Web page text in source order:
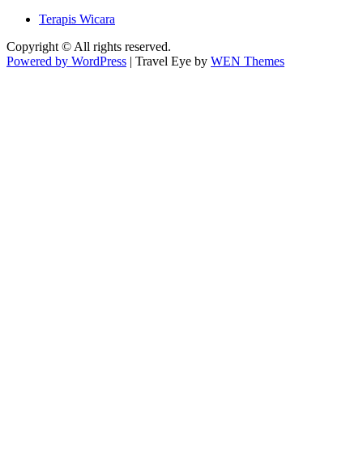
Terapis Wicara
Copyright © All rights reserved.
Powered by WordPress | Travel Eye by WEN Themes